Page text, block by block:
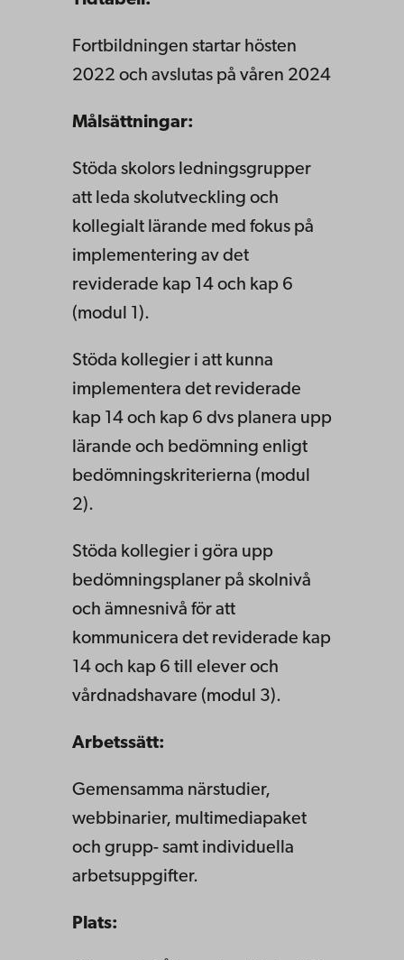
Fortbildningen startar hösten
2022 och avslutas på våren 2024
Målsättningar:
Stöda skolors ledningsgrupper
att leda skolutveckling och
kollegialt lärande med fokus på
implementering av det
reviderade kap 14 och kap 6
(modul 1).
Stöda kollegier i att kunna
implementera det reviderade
kap 14 och kap 6 dvs planera upp
lärande och bedömning enligt
bedömningskriterierna (modul
2).
Stöda kollegier i göra upp
bedömningsplaner på skolnivå
och ämnesnivå för att
kommunicera det reviderade kap
14 och kap 6 till elever och
vårdnadshavare (modul 3).
Arbetssätt:
Gemensamma närstudier,
webbinarier, multimediapaket
och grupp- samt individuella
arbetsuppgifter.
Plats: